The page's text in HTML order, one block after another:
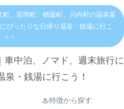
、富岡町、楢葉町、川内村の温泉案
ぴったりな日帰り温泉・銭湯に行こ
う！
車中泊、ノマド、週末旅行に
泉・銭湯に行こう！
♨︎特徴から探す